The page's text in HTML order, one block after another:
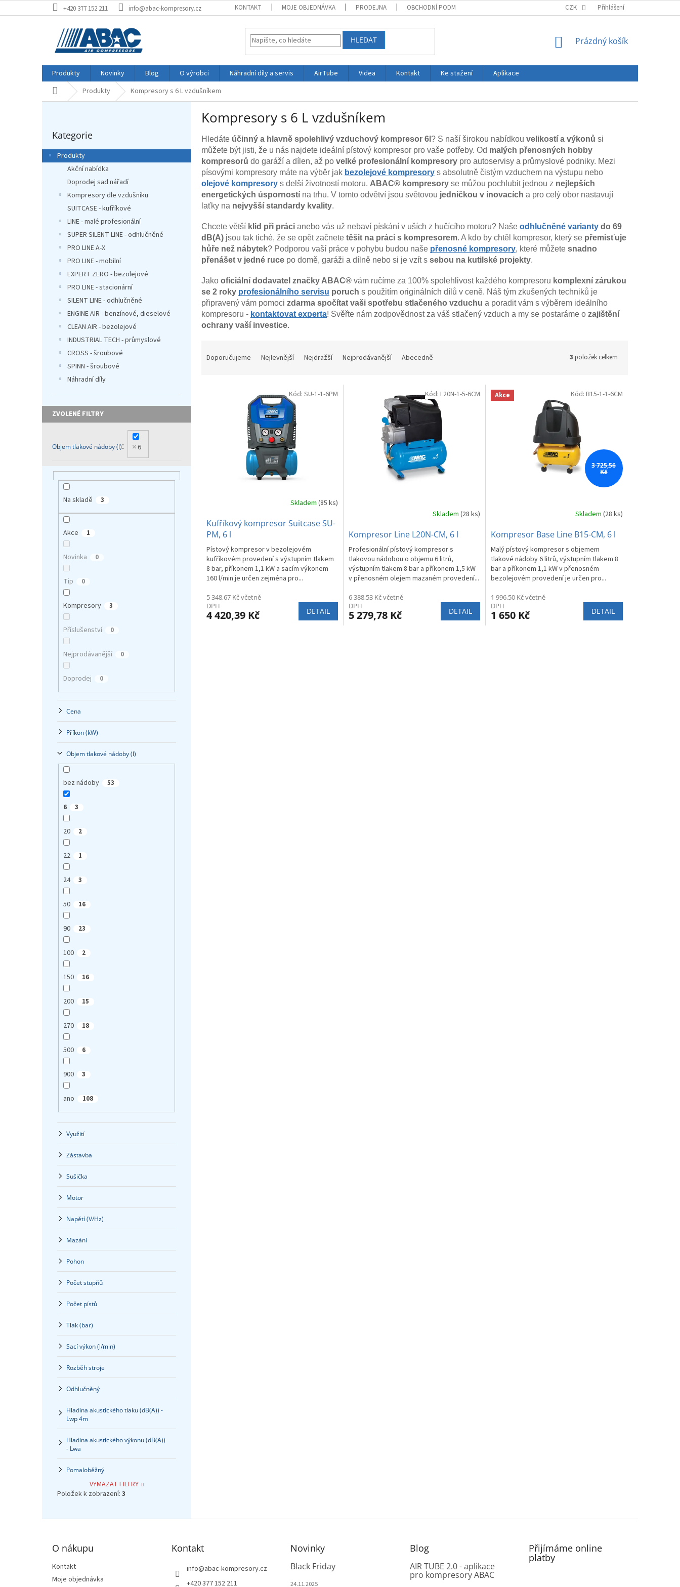
na
+420 377 152 211 info@abac-kompresory.cz KONTAKT MOJE OBJEDNÁVKA PRODEJNA OBCHODNÍ PODMÍNKY ZÁSADY OCHRANY OSOBNÍCH ÚDAJŮ DOPRAVA A PLATBA
CZK Přihlášení
HLEDAT
NÁKUPNÍ
Prázdný košík
Produkty Novinky Blog O výrobci Náhradní díly a servis AirTube Videa Kontakt Ke stažení Aplikace
Domů Produkty Kompresory s 6 L vzdušníkem
r
a
kategorie
Kategorie
Produkty
Akční nabídka
Doprodej sad nářadí
Kompresory dle vzdušníku
SUITCASE - kufříkové
LINE - malé profesionální
SUPER SILENT LINE - odhlučněné
PRO LINE A-X
PRO LINE - mobilní
EXPERT ZERO - bezolejové
PRO LINE - stacionární
SILENT LINE - odhlučněné
ENGINE AIR - benzínové, dieselové
CLEAN AIR - bezolejové
INDUSTRIAL TECH - průmyslové
CROSS - šroubové
SPINN - šroubové
Náhradní díly
Objem tlakové nádoby (l) 6
Na skladě 3
Akce 1
Novinka 0
Tip 0
Kompresory 3
Příslušenství 0
Nejprodávanější 0
Doprodej 0
Cena
Příkon (kW)
Objem tlakové nádoby (l)
bez nádoby 53
6 3
20 2
22 1
24 3
50 16
90 23
100 2
150 16
200 15
270 18
500 6
900 3
ano 108
Využití
Zástavba
Sušička
Motor
Napětí (V/Hz)
Mazání
Pohon
Počet stupňů
Počet pístů
Tlak (bar)
Sací výkon (l/min)
Rozběh stroje
Odhlučněný
Hladina akustického tlaku (dB(A)) -
Lwp 4m
Hladina akustického výkonu (dB(A))
- Lwa
Pomaloběžný
VYMAZAT FILTRY
Položek k zobrazení: 3
Kompresory s 6 L vzdušníkem
Hledáte účinný a hlavně spolehlivý vzduchový kompresor 6l ? S naší širokou nabídkou velikostí a výkonů si
můžete být jisti, že u nás najdete ideální pístový kompresor pro vaše potřeby. Od malých přenosných hobby
kompresorů do garáží a dílen, až po velké profesionální kompresory pro autoservisy a průmyslové podniky. Mezi
písovými kompresory máte na výběr jak bezolejové kompresory s absolutně čistým vzduchem na výstupu nebo
olejové kompresory s delší životností motoru. ABAC® kompresory se můžou pochlubit jednou z nejlepších
energetických úsporností na trhu. V tomto odvětví jsou světovou jedničkou v inovacích a pro celý obor nastavují
laťky na nejvyšší standardy kvality.
Chcete větší klid při práci anebo vás už nebaví pískání v uších z hučícího motoru? Naše odhlučněné varianty do 69
dB(A) jsou tak tiché, že se opět začnete těšit na práci s kompresorem. A kdo by chtěl kompresor, který se přemisťuje
hůře než nábytek? Podporou vaší práce v pohybu budou naše přenosné kompresory, které můžete snadno
přenášet v jedné ruce po domě, garáži a dílně nebo si je vzít s sebou na kutilské projekty.
Jako oficiální dodavatel značky ABAC® vám ručíme za 100% spolehlivost každého kompresoru komplexní zárukou
se 2 roky profesionálního servisu poruch s použitím originálních dílů v ceně. Náš tým zkušených techniků je
připravený vám pomoci zdarma spočítat vaši spotřebu stlačeného vzduchu a poradit vám s výběrem ideálního
kompresoru - kontaktovat experta! Svěřte nám zodpovědnost za váš stlačený vzduch a my se postaráme o zajištění
ochrany vaší investice.
Doporučujeme Nejlevnější Nejdražší Nejprodávanější Abecedně 3 položek celkem
Skladem (85 ks)
Kufříkový kompresor Suitcase SU-
PM, 6 l
Pístový kompresor v bezolejovém
kufříkovém provedení s výstupním tlakem
8 bar, příkonem 1,1 kW a sacím výkonem
160 l/min je určen zejména pro...
5 348,67 Kč včetně
DPH
4 420,39 Kč DETAIL
Kód: SU-1-1-6PM
Skladem (28 ks)
Kompresor Line L20N-CM, 6 l
Profesionální pístový kompresor s
tlakovou nádobou o objemu 6 litrů,
výstupním tlakem 8 bar a příkonem 1,5 kW
v přenosném olejem mazaném provedení...
6 388,53 Kč včetně
DPH
5 279,78 Kč DETAIL
Kód: L20N-1-5-6CM Akce
3 725,56
Kč
Skladem (28 ks)
Kompresor Base Line B15-CM, 6 l
Malý pístový kompresor s objemem
tlakové nádoby 6 litrů, výstupním tlakem 8
bar a příkonem 1,1 kW v přenosném
bezolejovém provedení je určen pro...
1 996,50 Kč včetně
DPH
1 650 Kč DETAIL
Kód: B15-1-1-6CM
O nákupu
Kontakt
Moje objednávka
Kontakt
info@abac-kompresory.cz
+420 377 152 211
Novinky
Black Friday
24.11.2025
Blog
AIR TUBE 2.0 - aplikace
pro kompresory ABAC
Přijímáme online
platby